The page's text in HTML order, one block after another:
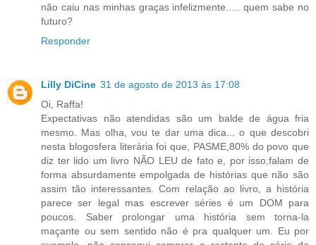
não caiu nas minhas graças infelizmente..... quem sabe no
futuro?
Responder
Lilly DiCine 31 de agosto de 2013 às 17:08
Oi, Raffa!
Expectativas não atendidas são um balde de água fria
mesmo. Mas olha, vou te dar uma dica... o que descobri
nesta blogosfera literária foi que, PASME,80% do povo que
diz ter lido um livro NÃO LEU de fato e, por isso,falam de
forma absurdamente empolgada de histórias que não são
assim tão interessantes. Com relação ao livro, a história
parece ser legal mas escrever séries é um DOM para
poucos. Saber prolongar uma história sem torna-la
maçante ou sem sentido não é pra qualquer um. Eu por